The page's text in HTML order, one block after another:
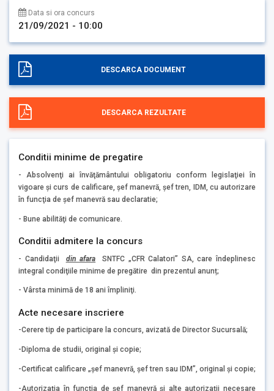
Data si ora concurs
21/09/2021 - 10:00
DESCARCA DOCUMENT
DESCARCA REZULTATE
Conditii minime de pregatire
- Absolvenţi ai învăţământului obligatoriu conform legislaţiei în
vigoare şi curs de calificare, şef manevră, șef tren, IDM, cu autorizare
în funcţia de şef manevră sau declaratie;
- Bune abilităţi de comunicare.
Conditii admitere la concurs
- Candidaţii din afara
SNTFC „CFR Calatori” SA, care îndeplinesc
integral condiţiile minime de pregătire din prezentul anunț;
- Vârsta minimă de 18 ani împliniţi.
Acte necesare inscriere
-Cerere tip de participare la concurs, avizată de Director Sucursală;
-Diploma de studii, original şi copie;
-Certificat calificare „şef manevră, șef tren sau IDM”, original şi copie;
-Autorizaţia în funcţia de şef manevră şi alte autorizaţii necesare